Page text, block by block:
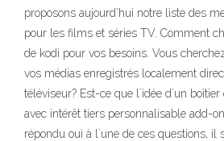
proposons aujourd’hui notre liste des
pour les films et séries TV. Comment
de kodi pour vos besoins. Vous
vos médias enregistrés localement
téléviseur? Est-ce que l`idée d`un
avec intérêt tiers personnalisable add-
répondu oui à l`une de ces questions, il